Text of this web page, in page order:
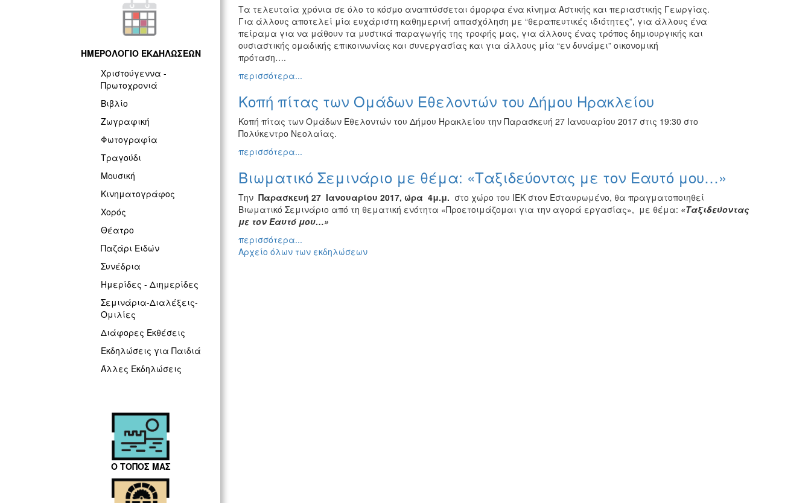
ΗΜΕΡΟΛΟΓΙΟ ΕΚΔΗΛΩΣΕΩΝ
Χριστούγεννα -
Πρωτοχρονιά
Βιβλίο
Ζωγραφική
Φωτογραφία
Τραγούδι
Μουσική
Κινηματογράφος
Χορός
Θέατρο
Παζάρι Ειδών
Συνέδρια
Ημερίδες - Διημερίδες
Σεμινάρια-Διαλέξεις-
Ομιλίες
Διάφορες Εκθέσεις
Εκδηλώσεις για Παιδιά
Άλλες Εκδηλώσεις
Ο ΤΟΠΟΣ ΜΑΣ
Τα τελευταία χρόνια σε όλο το κόσμο αναπτύσσεται όμορφα ένα κίνημα Αστικής και περιαστικής Γεωργίας.
Για άλλους αποτελεί μία ευχάριστη καθημερινή απασχόληση με “θεραπευτικές ιδιότητες”, για άλλους ένα
πείραμα για να μάθουν τα μυστικά παραγωγής της τροφής μας, για άλλους ένας τρόπος δημιουργικής και
ουσιαστικής ομαδικής επικοινωνίας και συνεργασίας και για άλλους μία “εν δυνάμει” οικονομική
πρόταση….
περισσότερα...
Κοπή πίτας των Ομάδων Εθελοντών του Δήμου Ηρακλείου
Κοπή πίτας των Ομάδων Εθελοντών του Δήμου Ηρακλείου την Παρασκευή 27 Ιανουαρίου 2017 στις 19:30 στο
Πολύκεντρο Νεολαίας.
περισσότερα...
Βιωματικό Σεμινάριο με θέμα: «Ταξιδεύοντας με τον Εαυτό μου…»
Την Παρασκευή 27 Ιανουαρίου 2017, ώρα 4μ.μ. στο χώρο του ΙΕΚ στον Εσταυρωμένο, θα πραγματοποιηθεί
Βιωματικό Σεμινάριο από τη θεματική ενότητα «Προετοιμάζομαι για την αγορά εργασίας», με θέμα: «Ταξιδεύοντας
με τον Εαυτό μου…»
περισσότερα...
Αρχείο όλων των εκδηλώσεων